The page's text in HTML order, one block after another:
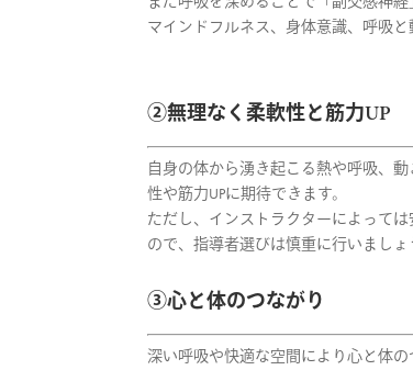
マインドフルネス、身体意識、呼吸
②無理なく柔軟性と筋力UP
自身の体から湧き起こる熱や呼吸、
性や筋力UPに期待できます。
ただし、インストラクターによって
ので、指導者選びは慎重に行いましょ
③心と体のつながり
深い呼吸や快適な空間により心と体の